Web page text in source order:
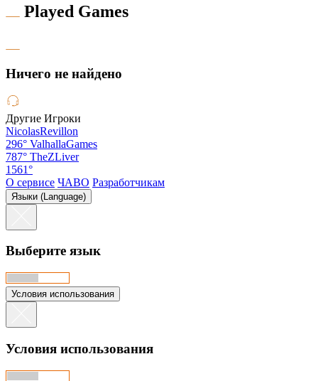
Played Games
Hичего не найдено
Другие Игроки
NicolasRevillon
296° ValhallaGames
787° TheZLiver
1561°
О сервисе ЧАВО Разработчикам
Языки (Language)
Выберите язык
Условия использования
Условия использования